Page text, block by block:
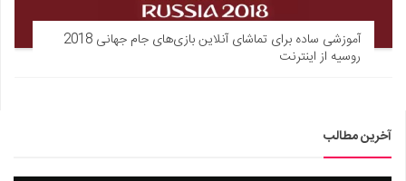
آموزشی ساده برای تماشای آنلاین بازی‌های جام جهانی 2018
روسیه از اینترنت
آخرین مطالب